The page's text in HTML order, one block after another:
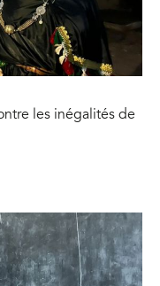
les inégalités de